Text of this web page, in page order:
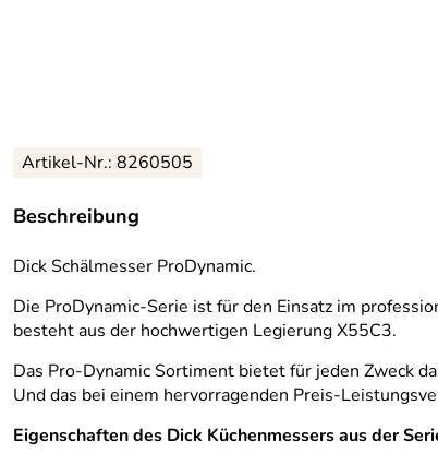
Artikel-Nr.: 8260505
Beschreibung
Dick Schälmesser ProDynamic.
Die ProDynamic-Serie ist für den Einsatz im
besteht aus der hochwertigen Legierung X55C3.
Das Pro-Dynamic Sortiment bietet für jeden Zweck
Und das bei einem hervorragenden Preis-
Eigenschaften des Dick Küchenmessers aus der